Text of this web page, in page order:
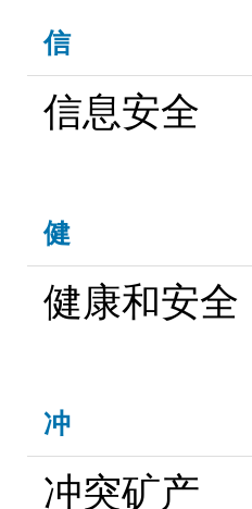
信
信息安全
健
健康和安全
冲
冲突矿产